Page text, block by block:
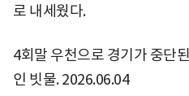
로 내세웠다.
4회말 우천으로 경기가 중단
인 빗물. 2026.06.04